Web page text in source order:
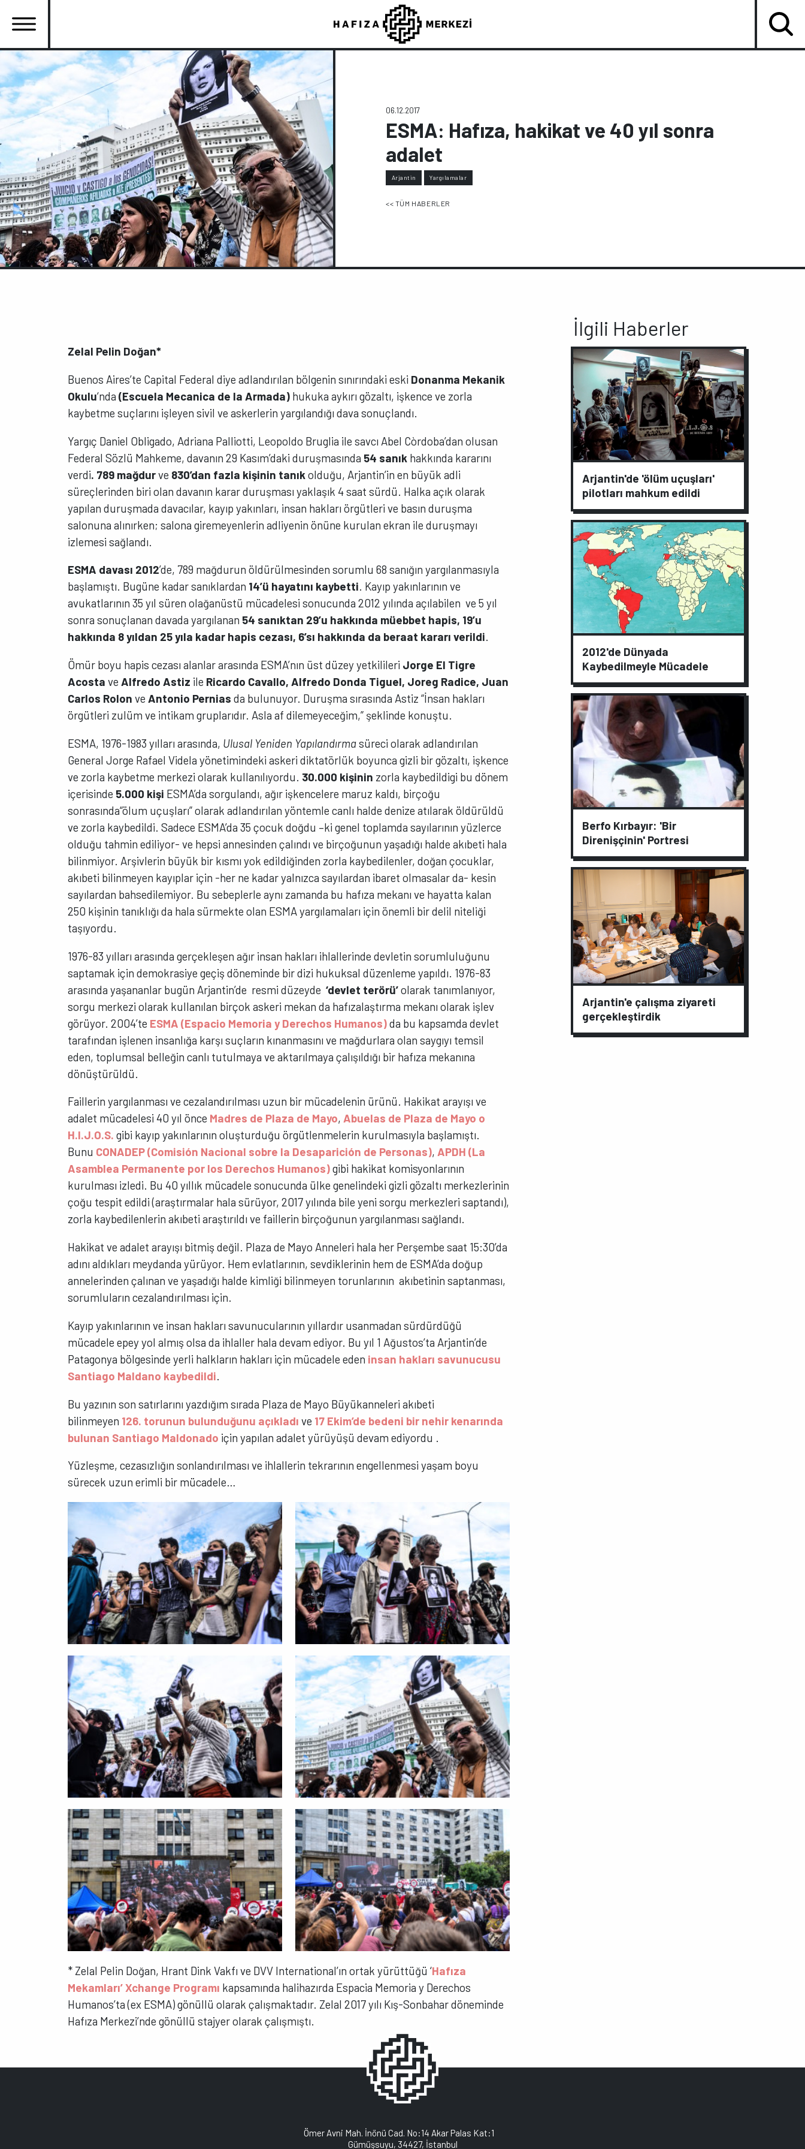
atla
Ana
gezinti
menüsü
06.12.2017
ESMA: Hafıza, hakikat ve 40 yıl sonra
adalet
Arjantin Yargılamalar
<< TÜM HABERLER
Zelal Pelin Doğan*
Buenos Aires’te Capital Federal diye adlandırılan bölgenin sınırındaki eski Donanma Mekanik
Okulu‘nda (Escuela Mecanica de la Armada) hukuka aykırı gözaltı, işkence ve zorla
kaybetme suçlarını işleyen sivil ve askerlerin yargılandığı dava sonuçlandı.
Yargıç Daniel Obligado, Adriana Palliotti, Leopoldo Bruglia ile savcı Abel Còrdoba’dan olusan
Federal Sözlü Mahkeme, davanın 29 Kasım’daki duruşmasında 54 sanık hakkında kararını
verdi. 789 mağdurve 830’dan fazla kişinin tanık olduğu, Arjantin’in en büyük adli
süreçlerinden biri olan davanın karar duruşması yaklaşık 4 saat sürdü. Halka açık olarak
yapılan duruşmada davacılar, kayıp yakınları, insan hakları örgütleri ve basın duruşma
salonuna alınırken; salona giremeyenlerin adliyenin önüne kurulan ekran ile duruşmayı
izlemesi sağlandı.
ESMA davası 2012’de, 789 mağdurun öldürülmesinden sorumlu 68 sanığın yargılanmasıyla
başlamıştı. Bugüne kadar sanıklardan 14’ü hayatını kaybetti. Kayıp yakınlarının ve
avukatlarının 35 yıl süren olağanüstü mücadelesi sonucunda 2012 yılında açılabilen ve 5 yıl
sonra sonuçlanan davada yargılanan 54 sanıktan 29’u hakkında müebbet hapis, 19’u
hakkında 8 yıldan 25 yıla kadar hapis cezası, 6’sı hakkında da beraat kararı verildi.
Ömür boyu hapis cezası alanlar arasında ESMA’nın üst düzey yetkilileri Jorge El Tigre
Acosta ve Alfredo Astiz ile Ricardo Cavallo, Alfredo Donda Tiguel, Joreg Radice, Juan
Carlos Rolon ve Antonio Pernias da bulunuyor. Duruşma sırasında Astiz “İnsan hakları
örgütleri zulüm ve intikam gruplarıdır. Asla af dilemeyeceğim,” şeklinde konuştu.
ESMA, 1976-1983 yılları arasında, Ulusal Yeniden Yapılandırmasüreci olarak adlandırılan
General Jorge Rafael Videla yönetimindeki askeri diktatörlük boyunca gizli bir gözaltı, işkence
ve zorla kaybetme merkezi olarak kullanılıyordu. 30.000 kişinin zorla kaybedildigi bu dönem
içerisinde 5.000 kişi ESMA’da sorgulandı, ağır işkencelere maruz kaldı, birçoğu
sonrasında“ölum uçuşları” olarak adlandırılan yöntemle canlı halde denize atılarak öldürüldü
ve zorla kaybedildi. Sadece ESMA’da 35 çocuk doğdu –ki genel toplamda sayılarının yüzlerce
olduğu tahmin ediliyor- ve hepsi annesinden çalındı ve birçoğunun yaşadığı halde akıbeti hala
bilinmiyor. Arşivlerin büyük bir kısmı yok edildiğinden zorla kaybedilenler, doğan çocuklar,
akıbeti bilinmeyen kayıplar için -her ne kadar yalnızca sayılardan ibaret olmasalar da- kesin
sayılardan bahsedilemiyor. Bu sebeplerle aynı zamanda bu hafıza mekanı ve hayatta kalan
250 kişinin tanıklığı da hala sürmekte olan ESMA yargılamaları için önemli bir delil niteliği
taşıyordu.
1976-83 yılları arasında gerçekleşen ağır insan hakları ihlallerinde devletin sorumluluğunu
saptamak için demokrasiye geçiş döneminde bir dizi hukuksal düzenleme yapıldı. 1976-83
arasında yaşananlar bugün Arjantin’de resmi düzeyde‘devlet terörü’olarak tanımlanıyor,
sorgu merkezi olarak kullanılan birçok askeri mekan da hafızalaştırma mekanı olarak işlev
görüyor. 2004’te ESMA (Espacio Memoria y Derechos Humanos)da bu kapsamda devlet
tarafından işlenen insanlığa karşı suçların kınanmasını ve mağdurlara olan saygıyı temsil
eden, toplumsal belleğin canlı tutulmaya ve aktarılmaya çalışıldığı bir hafıza mekanına
dönüştürüldü.
Faillerin yargılanması ve cezalandırılması uzun bir mücadelenin ürünü. Hakikat arayışı ve
adalet mücadelesi 40 yıl önce Madres de Plaza de Mayo, Abuelas de Plaza de Mayo o
H.I.J.O.S. gibi kayıp yakınlarının oluşturduğu örgütlenmelerin kurulmasıyla başlamıştı.
Bunu CONADEP (Comisión Nacional sobre la Desaparición de Personas), APDH (La
Asamblea Permanente por los Derechos Humanos)gibi hakikat komisyonlarının
kurulması izledi. Bu 40 yıllık mücadele sonucunda ülke genelindeki gizli gözaltı merkezlerinin
çoğu tespit edildi (araştırmalar hala sürüyor, 2017 yılında bile yeni sorgu merkezleri saptandı),
zorla kaybedilenlerin akıbeti araştırıldı ve faillerin birçoğunun yargılanması sağlandı.
Hakikat ve adalet arayışı bitmiş değil. Plaza de Mayo Anneleri hala her Perşembe saat 15:30’da
adını aldıkları meydanda yürüyor. Hem evlatlarının, sevdiklerinin hem de ESMA’da doğup
annelerinden çalınan ve yaşadığı halde kimliği bilinmeyen torunlarının akıbetinin saptanması,
sorumluların cezalandırılması için.
Kayıp yakınlarının ve insan hakları savunucularının yıllardır usanmadan sürdürdüğü
mücadele epey yol almış olsa da ihlaller hala devam ediyor. Bu yıl 1 Ağustos’ta Arjantin’de
Patagonya bölgesinde yerli halkların hakları için mücadele eden insan hakları savunucusu
Santiago Maldano kaybedildi.
Bu yazının son satırlarını yazdığım sırada Plaza de Mayo Büyükanneleri akıbeti
bilinmeyen 126. torunun bulunduğunu açıkladı ve 17 Ekim’de bedeni bir nehir kenarında
bulunan Santiago Maldonado için yapılan adalet yürüyüşü devam ediyordu .
Yüzleşme, cezasızlığın sonlandırılması ve ihlallerin tekrarının engellenmesi yaşam boyu
sürecek uzun erimli bir mücadele…
* Zelal Pelin Doğan, Hrant Dink Vakfı ve DVV International’ın ortak yürüttüğü ‘Hafıza
Mekamları’ Xchange Programı kapsamında halihazırda Espacia Memoria y Derechos
Humanos’ta (ex ESMA) gönüllü olarak çalışmaktadır. Zelal 2017 yılı Kış-Sonbahar döneminde
Hafıza Merkezi’nde gönüllü stajyer olarak çalışmıştı.
İlgili Haberler
Arjantin'de 'ölüm uçuşları'
pilotları mahkum edildi
2012'de Dünyada
Kaybedilmeyle Mücadele
Berfo Kırbayır: 'Bir
Direnişçinin' Portresi
Arjantin'e çalışma ziyareti
gerçekleştirdik
Ömer Avni Mah. İnönü Cad. No:14 Akar Palas Kat:1
Gümüşsuyu, 34427, İstanbul